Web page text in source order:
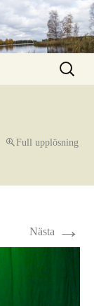
Sök
efter:
Full upplösning
Nästa →